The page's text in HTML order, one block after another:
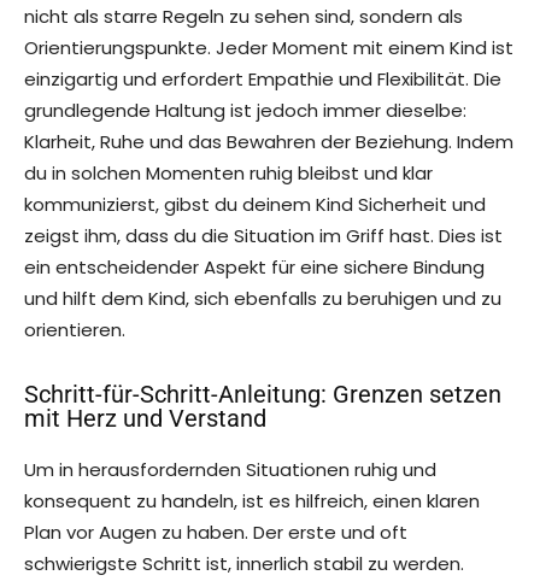
nicht als starre Regeln zu sehen sind, sondern als
Orientierungspunkte. Jeder Moment mit einem Kind ist
einzigartig und erfordert Empathie und Flexibilität. Die
grundlegende Haltung ist jedoch immer dieselbe:
Klarheit, Ruhe und das Bewahren der Beziehung. Indem
du in solchen Momenten ruhig bleibst und klar
kommunizierst, gibst du deinem Kind Sicherheit und
zeigst ihm, dass du die Situation im Griff hast. Dies ist
ein entscheidender Aspekt für eine sichere Bindung
und hilft dem Kind, sich ebenfalls zu beruhigen und zu
orientieren.
Schritt-für-Schritt-Anleitung: Grenzen setzen
mit Herz und Verstand
Um in herausfordernden Situationen ruhig und
konsequent zu handeln, ist es hilfreich, einen klaren
Plan vor Augen zu haben. Der erste und oft
schwierigste Schritt ist, innerlich stabil zu werden.